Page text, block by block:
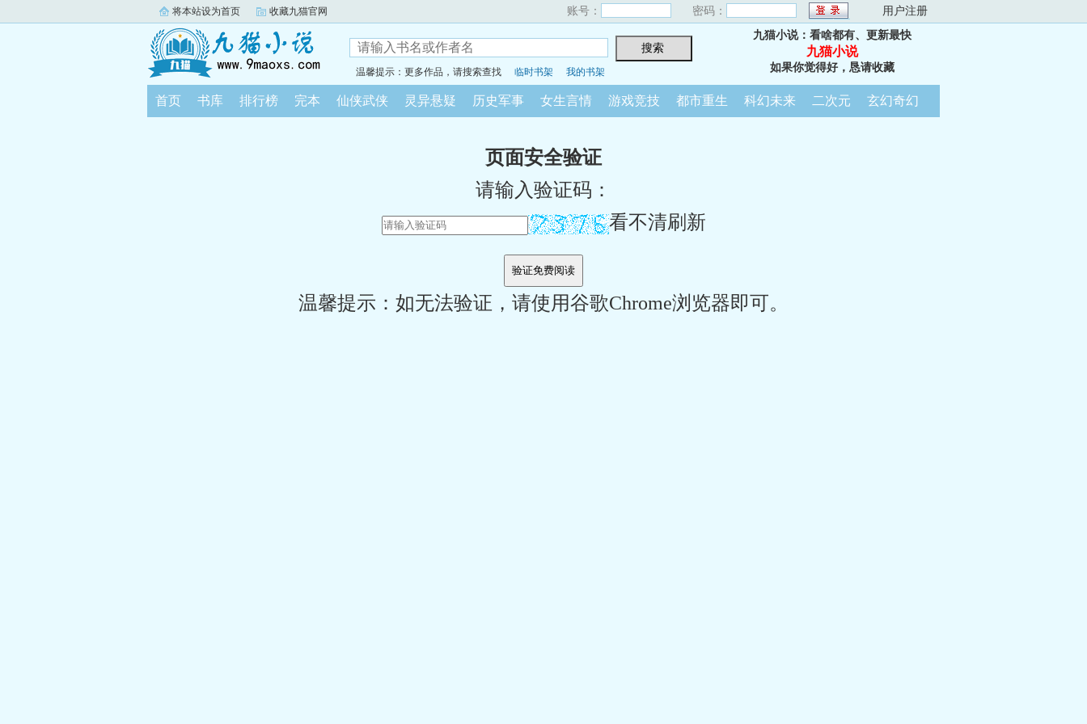
将本站设为首页 收藏九猫官网 账号： 密码： 用户注册
温馨提示：更多作品，请搜索查找 临时书架 我的书架
九猫小说：看啥都有、更新最快
九猫小说
如果你觉得好，恳请收藏
首页 书库 排行榜 完本 仙侠武侠 灵异悬疑 历史军事 女生言情 游戏竞技 都市重生 科幻未来 二次元 玄幻奇幻
页面安全验证
请输入验证码：
看不清刷新
温馨提示：如无法验证，请使用谷歌Chrome浏览器即可。